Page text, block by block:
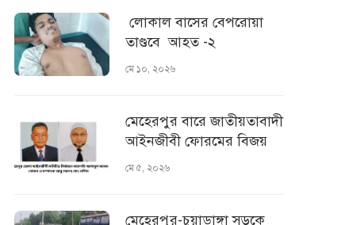
লোকাল বাসের বেপরোয়া
তাণ্ডবে আহত -২
মে ১০, ২০২৬
মেহেরপুর বারে জাতীয়তাবাদী
আইনজীবী ফোরমের বিজয়
মে ৫, ২০২৬
মেহেরপুর-চুয়াডাঙ্গা সড়কে